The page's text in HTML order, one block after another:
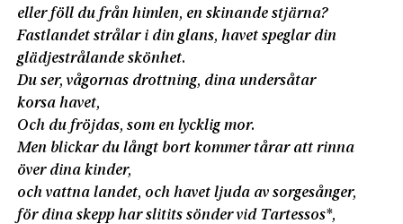
eller föll du från himlen, en skinande stjärna?
Fastlandet strålar i din glans, havet speglar din
glädjestrålande skönhet.
Du ser, vågornas drottning, dina undersåtar
korsa havet,
Och du fröjdas, som en lycklig mor.
Men blickar du långt bort kommer tårar att rinna
över dina kinder,
och vattna landet, och havet ljuda av sorgesånger,
för dina skepp har slitits sönder vid Tartessos*,